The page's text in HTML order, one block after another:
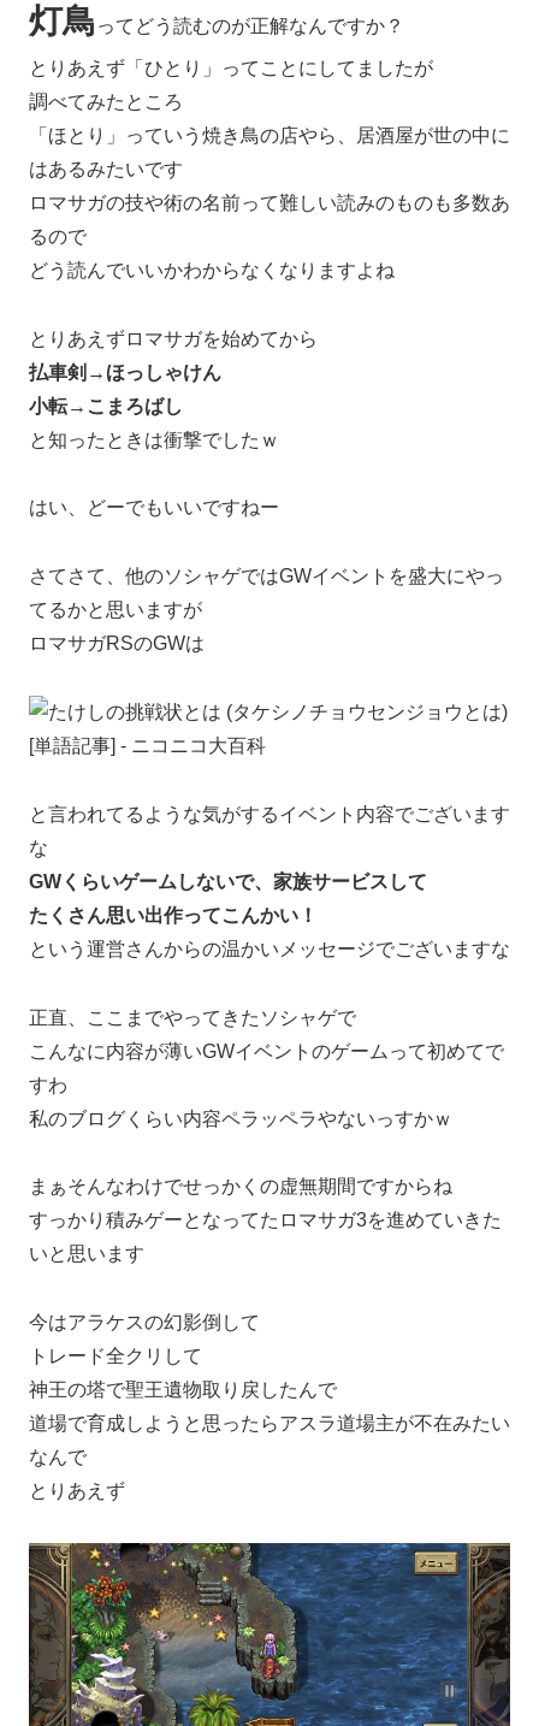
灯鳥 ってどう読むのが正解なんですか？
とりあえず「ひとり」ってことにしてましたが
調べてみたところ
「ほとり」っていう焼き鳥の店やら、居酒屋が世の中に
はあるみたいです
ロマサガの技や術の名前って難しい読みのものも多数あ
るので
どう読んでいいかわからなくなりますよね
とりあえずロマサガを始めてから
払車剣→ほっしゃけん
小転→こまろばし
と知ったときは衝撃でしたｗ
はい、どーでもいいですねー
さてさて、他のソシャゲではGWイベントを盛大にやっ
てるかと思いますが
ロマサガRSのGWは
と言われてるような気がするイベント内容でございます
な
GWくらいゲームしないで、家族サービスして
たくさん思い出作ってこんかい！
という運営さんからの温かいメッセージでございますな
正直、ここまでやってきたソシャゲで
こんなに内容が薄いGWイベントのゲームって初めてで
すわ
私のブログくらい内容ペラッペラやないっすかｗ
まぁそんなわけでせっかくの虚無期間ですからね
すっかり積みゲーとなってたロマサガ3を進めていきた
いと思います
今はアラケスの幻影倒して
トレード全クリして
神王の塔で聖王遺物取り戻したんで
道場で育成しようと思ったらアスラ道場主が不在みたい
なんで
とりあえず